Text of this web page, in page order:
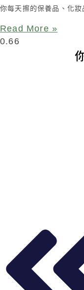
你每天擦的保養品、化
Read More »